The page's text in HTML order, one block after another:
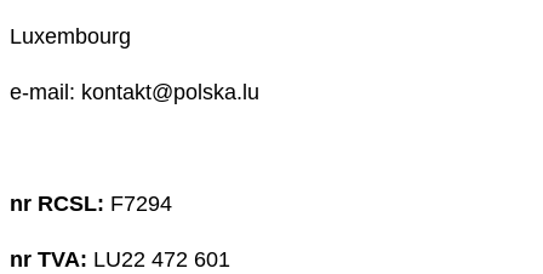
Luxembourg
e-mail: kontakt@polska.lu
nr RCSL: F7294
nr TVA: LU22 472 601